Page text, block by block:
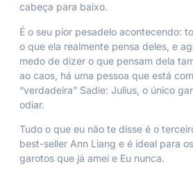
cabeça para baixo.
É o seu pior pesadelo acontecendo:
o que ela realmente pensa deles, e
medo de dizer o que pensam dela
ao caos, há uma pessoa que está
“verdadeira” Sadie: Julius, o único
odiar.
Tudo o que eu não te disse é o
best-seller Ann Liang e é ideal para
garotos que já amei e Eu nunca.